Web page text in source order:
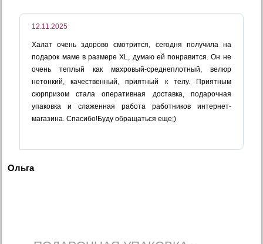
12.11.2025
Халат очень здорово смотрится, сегодня получила на
подарок маме в размере XL, думаю ей понравится. Он не
очень теплый как махровый-среднеплотный, велюр
нетонкий, качественный, приятный к телу. Приятным
сюрпризом стала оперативная доставка, подарочная
упаковка и слаженная работа работников интернет-
магазина. Спасибо!Буду обращаться еще;)
Ольга